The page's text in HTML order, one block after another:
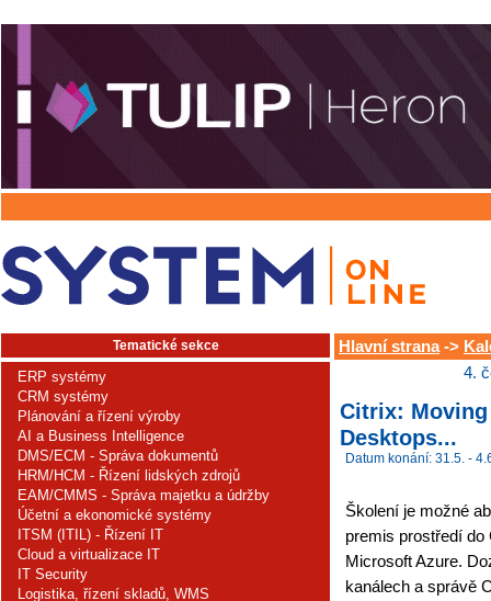
Tematické sekce
ERP systémy
CRM systémy
Plánování a řízení výroby
AI a Business Intelligence
DMS/ECM - Správa dokumentů
HRM/HCM - Řízení lidských zdrojů
EAM/CMMS - Správa majetku a údržby
Účetní a ekonomické systémy
ITSM (ITIL) - Řízení IT
Cloud a virtualizace IT
IT Security
Logistika, řízení skladů, WMS
Hlavní strana->
4.
Citrix:
Desktops...
Datum konání: 31.5. -
Školení je možné
premis prostředí
Microsoft Azure.
kanálech a správě